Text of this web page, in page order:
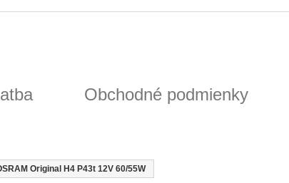
Obchodné podmienky
Original H4 P43t 12V 60/55W